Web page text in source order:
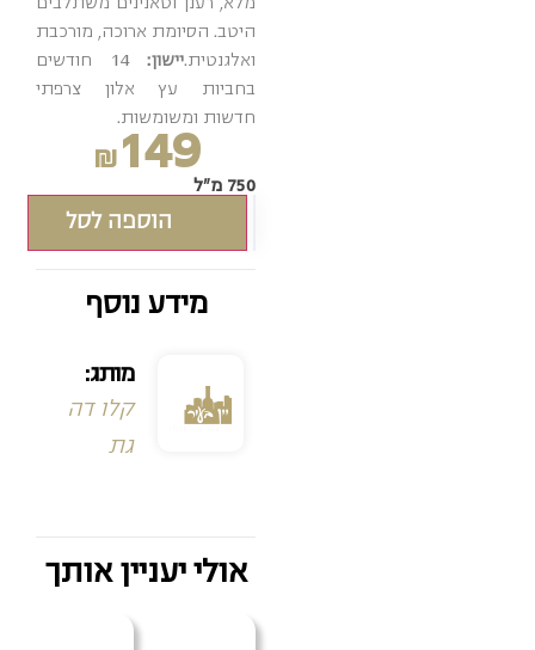
היטב. הסיומת ארוכה, מורכבת
ואלגנטית.יישון:
14 חודשים
בחביות עץ אלון צרפתי
חדשות ומשומשות.
₪149
750 מ"ל
הוספה לסל
מידע נוסף
מותג:
קלו דה
גת
אולי יעניין אותך